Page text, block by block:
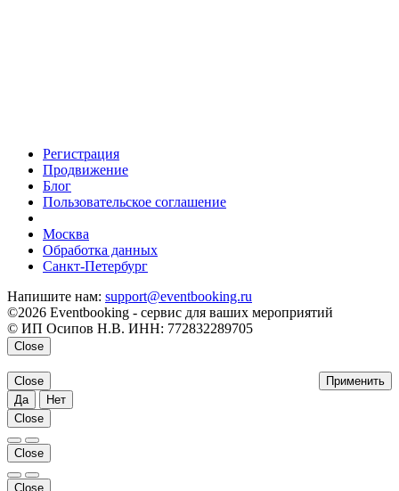
Регистрация
Продвижение
Блог
Пользовательское соглашение
Москва
Обработка данных
Санкт-Петербург
Напишите нам: support@eventbooking.ru
©2026 Eventbooking - сервис для ваших мероприятий
© ИП Осипов Н.В. ИНН: 772832289705
Close
Применить
Close
Да
Нет
Close
Close
Close